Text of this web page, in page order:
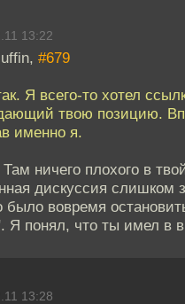
13:22
#679
Я всего-то хотел
твою позицию.
именно я.
ничего плохого в
дискуссия слишком
было вовремя
Я понял, что ты имел в
13:28